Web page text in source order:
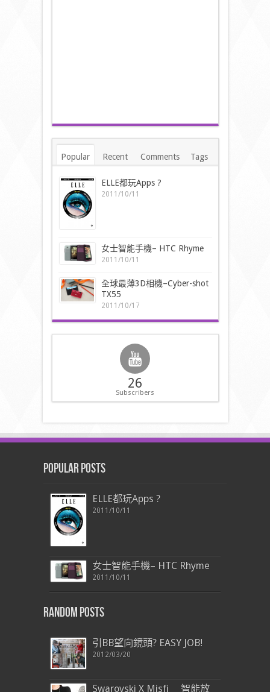
Popular Recent Comments Tags
ELLE都玩Apps ?
2011/10/11
女士智能手機– HTC Rhyme
2011/10/11
全球最薄3D相機–Cyber-shot
TX55
2011/10/17
26
Subscribers
Popular Posts
ELLE都玩Apps ?
2011/10/11
女士智能手機– HTC Rhyme
2011/10/11
Random Posts
引BB望向鏡頭? EASY JOB!
2012/03/20
Swarovski X Misfi 智能放